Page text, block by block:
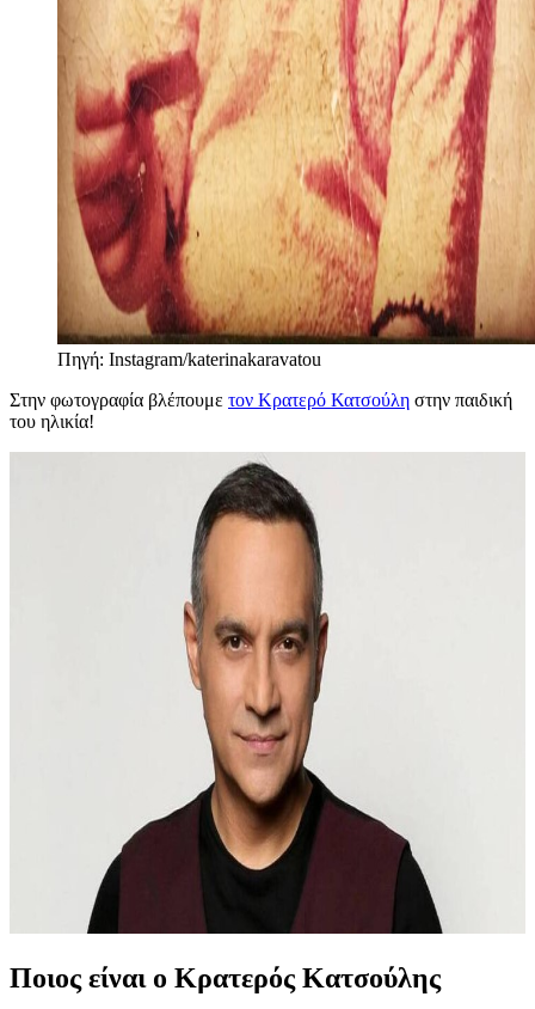
Πηγή: Instagram/katerinakaravatou
Στην φωτογραφία βλέπουμε τον Κρατερό Κατσούλη στην παιδική
του ηλικία!
Ποιος είναι ο Κρατερός Κατσούλης